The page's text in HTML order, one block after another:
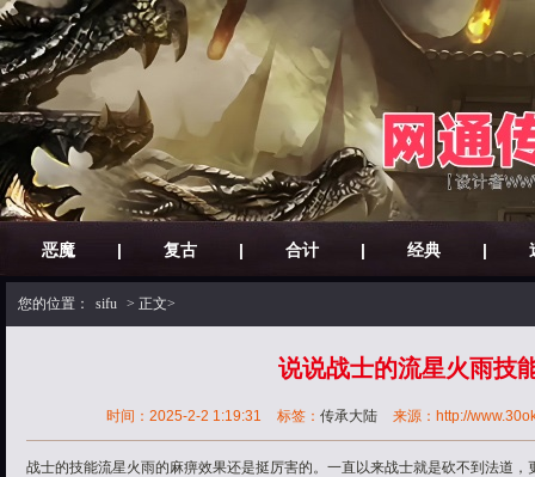
恶魔 | 复古 | 合计 | 经典 |
您的位置： sifu > 正文>
说说战士的流星火雨技
时间：2025-2-2 1:19:31 标签： 传承大陆 来源：http://
战士的技能流星火雨的麻痹效果还是挺厉害的。一直以来战士就是砍不到法道